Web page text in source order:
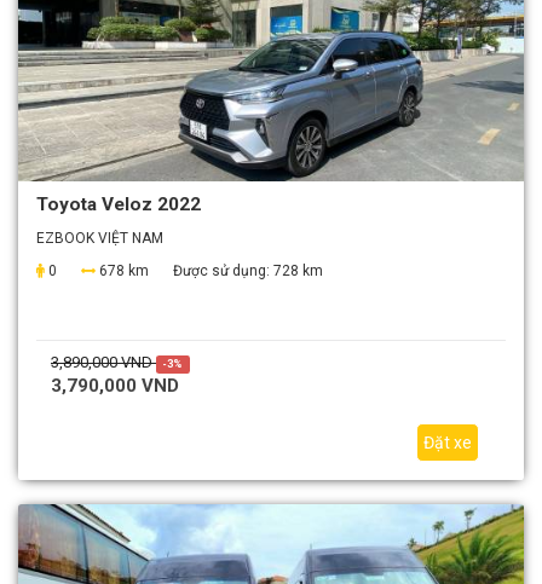
Toyota Veloz 2022
EZBOOK VIỆT NAM
0
678 km Được sử dụng: 728 km
3,890,000 VND -3%
3,790,000 VND
Đặt xe